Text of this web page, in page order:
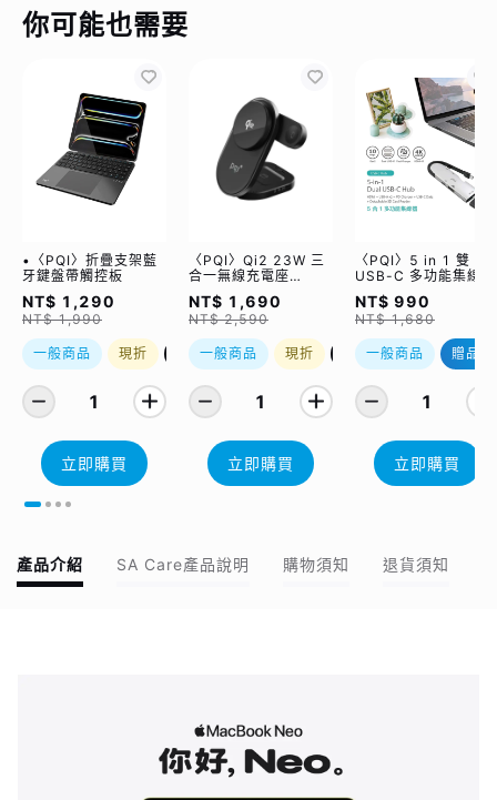
你可能也需要
•〈PQI〉折疊支架藍
牙鍵盤帶觸控板
NT$ 1,290
NT$ 1,990
一般商品 現折 優惠加購
1
立即購買
〈PQI〉Qi2 23W 三
合一無線充電座
(WCC2302)
NT$ 1,690
NT$ 2,590
一般商品 現折 優惠加購
1
立即購買
〈PQI〉5 in 1 雙
USB-C 多功能集線器
（限量加贈｜U988
class 10 Micro SD
記憶卡 64GB，附 SD
轉卡）
NT$ 990
NT$ 1,680
一般商品 贈品
1
立即購買
產品介紹 SA Care產品說明 購物須知 退貨須知